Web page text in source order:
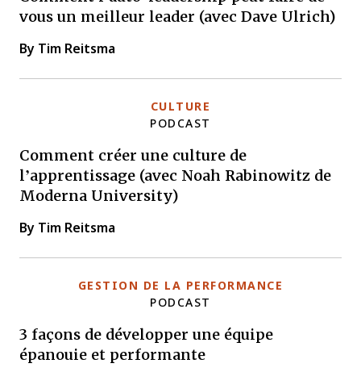
vous un meilleur leader (avec Dave Ulrich)
By Tim Reitsma
CULTURE
PODCAST
Comment créer une culture de
l’apprentissage (avec Noah Rabinowitz de
Moderna University)
By Tim Reitsma
GESTION DE LA PERFORMANCE
PODCAST
3 façons de développer une équipe
épanouie et performante